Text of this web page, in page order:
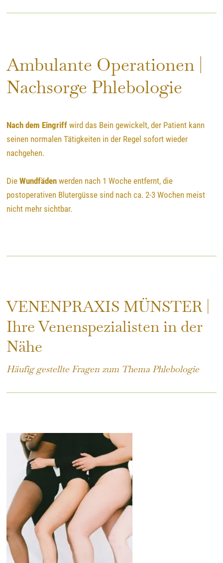
Ambulante Operationen |
Nachsorge Phlebologie
Nach dem Eingriff wird das Bein gewickelt, der Patient kann
seinen normalen Tätigkeiten in der Regel sofort wieder
nachgehen.
DieWundfädenwerden nach 1 Woche entfernt, die
postoperativen Blutergüsse sind nach ca. 2-3 Wochen meist
nicht mehr sichtbar.
VENENPRAXIS MÜNSTER |
Ihre Venenspezialisten in der
Nähe
Häufig gestellte Fragen zum Thema Phlebologie